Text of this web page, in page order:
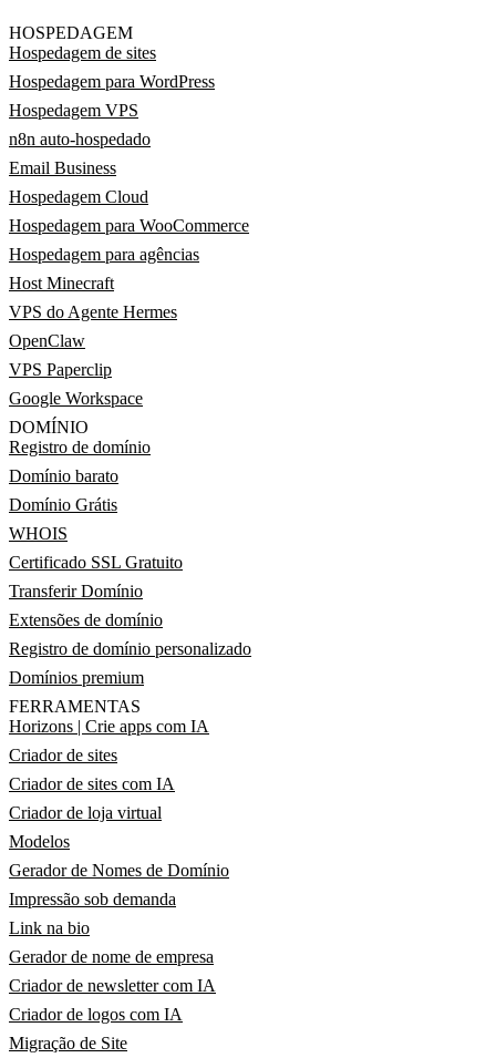
HOSPEDAGEM
Hospedagem de sites
Hospedagem para WordPress
Hospedagem VPS
n8n auto-hospedado
Email Business
Hospedagem Cloud
Hospedagem para WooCommerce
Hospedagem para agências
Host Minecraft
VPS do Agente Hermes
OpenClaw
VPS Paperclip
Google Workspace
DOMÍNIO
Registro de domínio
Domínio barato
Domínio Grátis
WHOIS
Certificado SSL Gratuito
Transferir Domínio
Extensões de domínio
Registro de domínio personalizado
Domínios premium
FERRAMENTAS
Horizons | Crie apps com IA
Criador de sites
Criador de sites com IA
Criador de loja virtual
Modelos
Gerador de Nomes de Domínio
Impressão sob demanda
Link na bio
Gerador de nome de empresa
Criador de newsletter com IA
Criador de logos com IA
Migração de Site